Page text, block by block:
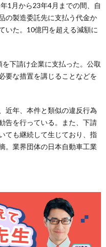
1月から23年4月までの間、自
の製造委託先に支払う代金か
いた。10億円を超える減額に
下請け企業に支払った。公取
要な措置を講じることなどを
近年、本件と類似の違反行為
告を行っている。また、下請
ても継続して生じており、指
。業界団体の日本自動車工業